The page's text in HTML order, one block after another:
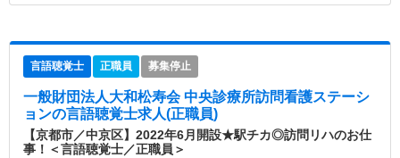
言語聴覚士 正職員 募集停止
一般財団法人大和松寿会 中央診療所訪問看護ステーシ
ョンの言語聴覚士求人(正職員)
【京都市／中京区】2022年6月開設★駅チカ◎訪問リハのお仕
事！＜言語聴覚士／正職員＞